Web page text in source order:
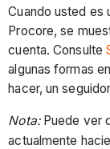
Cuando usted es
Procore, se
cuenta. Consulte
algunas formas
hacer, un
Nota: Puede ver
actualmente